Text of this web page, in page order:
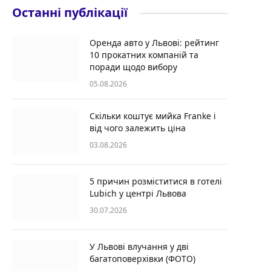
Останні публікації
Оренда авто у Львові: рейтинг
10 прокатних компаній та
поради щодо вибору
05.08.2026
Скільки коштує мийка Franke і
від чого залежить ціна
03.08.2026
5 причин розміститися в готелі
Lubich у центрі Львова
30.07.2026
У Львові влучання у дві
багатоповерхівки (ФОТО)